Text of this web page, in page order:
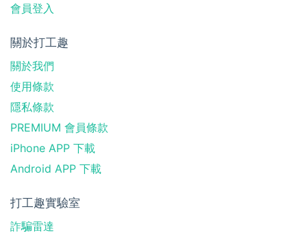
會員登入
關於打工趣
關於我們
使用條款
隱私條款
PREMIUM 會員條款
iPhone APP 下載
Android APP 下載
打工趣實驗室
詐騙雷達